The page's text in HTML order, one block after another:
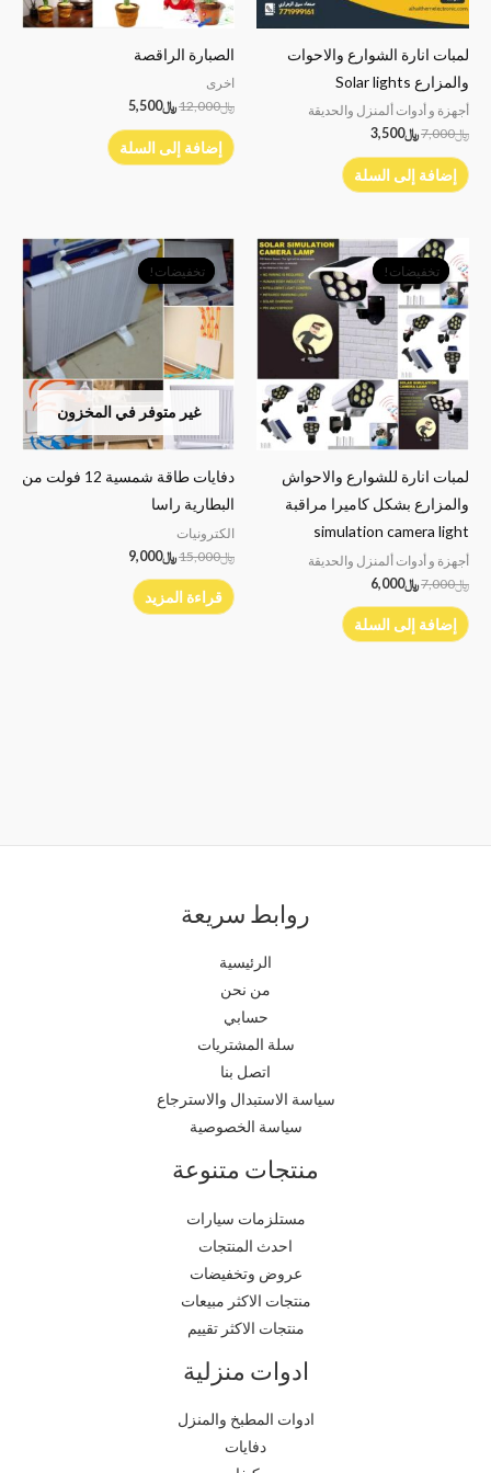
لمبات انارة الشوارع والاحوات
والمزارع Solar lights
أجهزة و أدوات ألمنزل والحديقة
﷼7,000﷼3,500
إضافة إلى السلة
الصبارة الراقصة
اخرى
﷼12,000﷼5,500
إضافة إلى السلة
تخفيضات!
تخفيضات!
لمبات انارة للشوارع والاحواش
والمزارع بشكل كاميرا مراقبة
simulation camera light
أجهزة و أدوات ألمنزل والحديقة
﷼7,000
السعر
الأصلي
هو:
﷼7,000.
﷼6,000
السعر
الحالي
هو:
﷼6,000.
إضافة إلى السلة
تخفيضات!
غير متوفر في المخزون
تخفيضات!
دفايات طاقة شمسية 12 فولت من
البطارية راسا
الكترونيات
﷼15,000
السعر
الأصلي
هو:
﷼15,000.
﷼9,000
السعر
الحالي
قراءة المزيد
روابط سريعة
الرئيسية
من نحن
حسابي
سلة المشتريات
اتصل بنا
سياسة الاستبدال والاسترجاع
سياسة الخصوصية
منتجات متنوعة
مستلزمات سيارات
احدث المنتجات
عروض وتخفيضات
منتجات الاكثر مبيعات
منتجات الاكثر تقييم
ادوات منزلية
ادوات المطبخ والمنزل
دفايات